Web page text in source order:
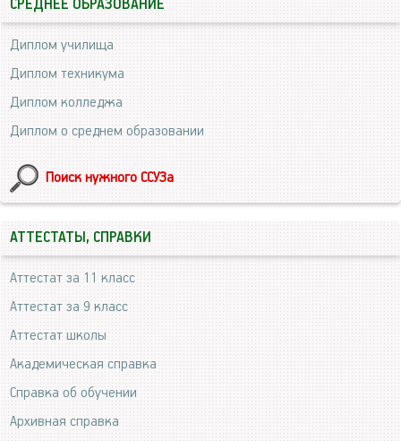
СРЕДНЕЕ ОБРАЗОВАНИЕ
Диплом училища
Диплом техникума
Диплом колледжа
Диплом о среднем образовании
Поиск нужного ССУЗа
АТТЕСТАТЫ, СПРАВКИ
Аттестат за 11 класс
Аттестат за 9 класс
Аттестат школы
Академическая справка
Справка об обучении
Архивная справка